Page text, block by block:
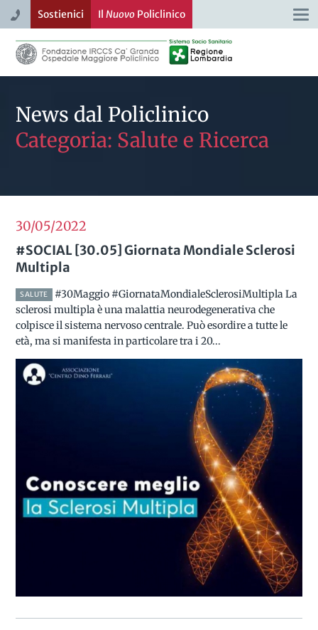
Sostienici Il NuovoPoliclinico
News dal Policlinico
Categoria: Salute e Ricerca
30/052022
#SOCIAL [30.05] Giornata Mondiale Sclerosi
Multipla
SALUTE
#30Maggio #GiornataMondialeSclerosiMultipla La
sclerosi multipla è una malattia neurodegenerativa che
colpisce il sistema nervoso centrale. Può esordire a tutte le
età, ma si manifesta in particolare tra i 20...